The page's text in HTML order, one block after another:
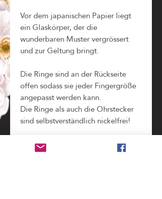
Vor dem japanischen Papier liegt
ein Glaskörper, der die
wunderbaren Muster vergrössert
und zur Geltung bringt.
Die Ringe sind an der Rückseite
offen sodass sie jeder Fingergröße
angepasst werden kann.
Die Ringe als auch die Ohrstecker
sind selbstverständlich nickelfrei!